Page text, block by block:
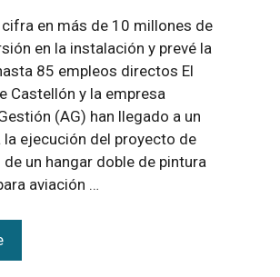
en más de 10 millones de
en la instalación y prevé la
85 empleos directos El
Castellón y la empresa
(AG) han llegado a un
la ejecución del proyecto de
un hangar doble de pintura
aviación …